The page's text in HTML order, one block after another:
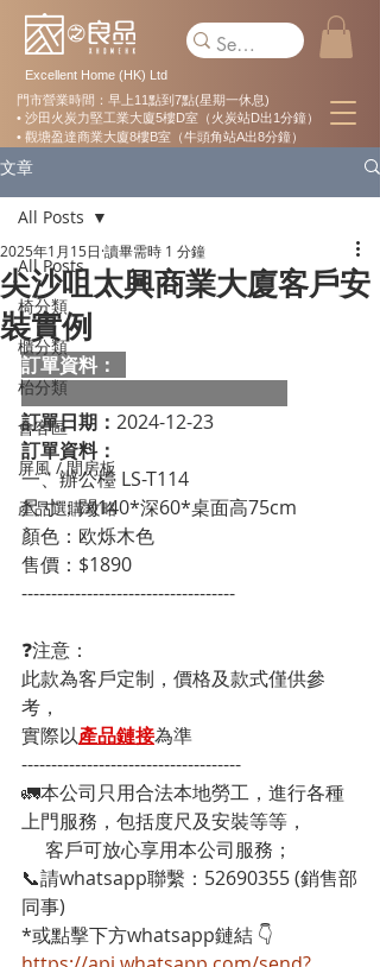
Excellent Home (HK) Ltd
門市營業時間：早上11點到7點(星期一休息)
• 沙田火炭力堅工業大廈5樓D室（火炭站D出1分鐘）
• 觀塘盈達商業大廈8樓B室（牛頭角站A出8分鐘）
文章
All Posts
椅分類
櫃分類
枱分類
會客區
屏風 / 間房板
產品選購攻略
All Posts
尖沙咀太興商業大廈客戶安
裝實例
2025年1月15日 讀畢需時 1 分鐘
訂單資料：
訂單日期： 2024-12-23
訂單資料：
一、辦公檯 LS-T114
尺寸：闊140*深60*桌面高75cm
顏色：欧烁木色
售價：$1890
------------------------------------
❓注意：
此款為客戶定制，價格及款式僅供參
考，
實際以產品鏈接為準
-------------------------------------
🚛本公司只用合法本地勞工，進行各種
上門服務，包括度尺及安裝等等，
     客戶可放心享用本公司服務；
📞請whatsapp聯繫：52690355 (銷售部
同事)
*或點擊下方whatsapp鏈結 👇